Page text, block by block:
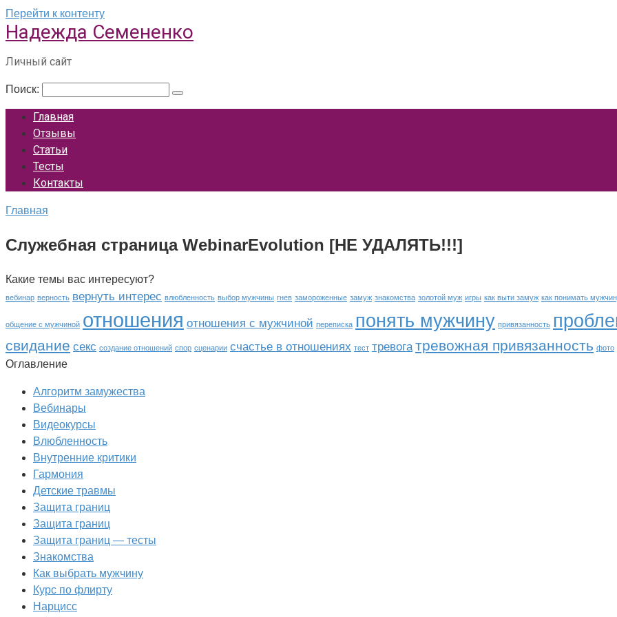
Перейти к контенту
Надежда Семененко
Личный сайт
Поиск:
Главная
Отзывы
Статьи
Тесты
Контакты
Главная
Служебная страница WebinarEvolution [НЕ УДАЛЯТЬ!!!]
Какие темы вас интересуют?
вебинар верность вернуть интерес влюбленность выбор мужчины гнев замороженные замуж знакомства золотой муж игры как выти замуж как понимать
общение с мужчиной отношения отношения с мужчиной переписка понять мужчину привязанность
свидание секс создание отношений спор сценарии счастье в отношениях тест тревога тревожная привязанность фото
Оглавление
Алгоритм замужества
Вебинары
Видеокурсы
Влюбленность
Внутренние критики
Гармония
Детские травмы
Защита границ
Защита границ
Защита границ — тесты
Знакомства
Как выбрать мужчину
Курс по флирту
Нарцисс